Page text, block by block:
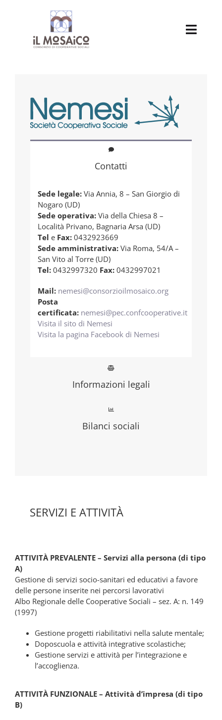
Attività delle nostre cooperative
Cooperative associate
Servizio Civile Universale
Contatti
Sede legale: Via Annia, 8 – San Giorgio di
Nogaro (UD)
Sede operativa: Via della Chiesa 8 –
Località Privano, Bagnaria Arsa (UD)
Tel e Fax: 0432923669
Sede amministrativa: Via Roma, 54/A –
San Vito al Torre (UD)
Tel: 0432997320 Fax: 0432997021
Mail: nemesi@consorzioilmosaico.org
Posta
certificata: nemesi@pec.confcooperative.it
Visita il sito di Nemesi
Visita la pagina Facebook di Nemesi
Informazioni legali
Bilanci sociali
SERVIZI E ATTIVITÀ
ATTIVITÀ PREVALENTE – Servizi alla persona (di tipo
A)
Gestione di servizi socio-sanitari ed educativi a favore
delle persone inserite nei percorsi lavorativi
Albo Regionale delle Cooperative Sociali – sez. A: n. 149
(1997)
Gestione progetti riabilitativi nella salute mentale;
Doposcuola e attività integrative scolastiche;
Gestione servizi e attività per l’integrazione e
l’accoglienza.
ATTIVITÀ FUNZIONALE – Attività d’impresa (di tipo
B)